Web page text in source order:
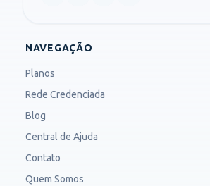
NAVEGAÇÃO
Planos
Rede Credenciada
Blog
Central de Ajuda
Contato
Quem Somos